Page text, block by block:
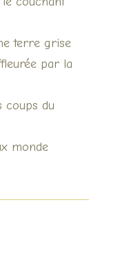
terre grise
par la
coups du
monde